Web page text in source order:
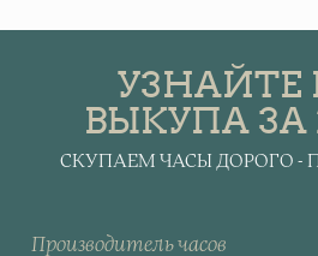
УЗНАЙТЕ
ВЫКУПА
СКУПАЕМ ЧАСЫ ДОРОГО -
Производитель часов